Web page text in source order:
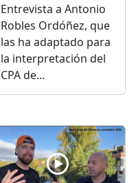
Entrevista a Antonio
Robles Ordóñez, que
las ha adaptado para
la interpretación del
CPA de...